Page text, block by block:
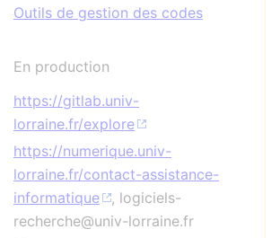
Outils de gestion des codes
En production
https://gitlab.univ-
lorraine.fr/explore
https://numerique.univ-
lorraine.fr/contact-assistance-
informatique
, logiciels-
recherche@univ-lorraine.fr